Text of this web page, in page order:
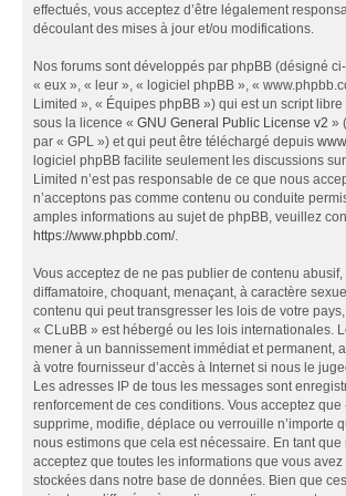
effectués, vous acceptez d’être légalement
découlant des mises à jour et/ou modifications.
Nos forums sont développés par phpBB (désigné
« eux », « leur », « logiciel phpBB », «
Limited », « Équipes phpBB ») qui est un script
sous la licence « GNU General Public License v2 »
par « GPL ») et qui peut être téléchargé depuis
logiciel phpBB facilite seulement les discussions
Limited n’est pas responsable de ce que nous
n’acceptons pas comme contenu ou conduite
amples informations au sujet de phpBB, veuillez
https://www.phpbb.com/.
Vous acceptez de ne pas publier de contenu
diffamatoire, choquant, menaçant, à caractère
contenu qui peut transgresser les lois de votre
« CLuBB » est hébergé ou les lois internationales.
mener à un bannissement immédiat et permanent,
à votre fournisseur d’accès à Internet si nous le
Les adresses IP de tous les messages sont
renforcement de ces conditions. Vous acceptez que
supprime, modifie, déplace ou verrouille n’importe
nous estimons que cela est nécessaire. En tant que
acceptez que toutes les informations que vous
stockées dans notre base de données. Bien que